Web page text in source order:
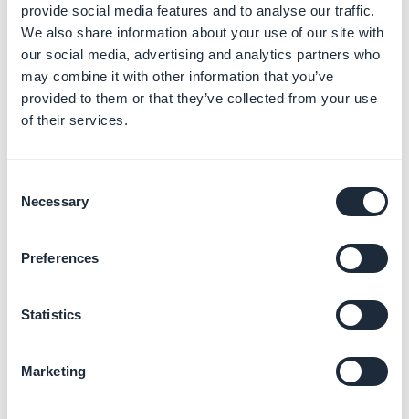
provide social media features and to analyse our traffic.
We also share information about your use of our site with
our social media, advertising and analytics partners who
may combine it with other information that you’ve
provided to them or that they’ve collected from your use
of their services.
Selection
Necessary
Preferences
Statistics
Marketing
4. Domaine & SSL
de Domaine
Paramètres > Domaine & SSL :: certificat
par défaut pour toutes vos
apps dans le menu Paramètres > Domaine & SSL ::
Exemple de structure : "com.mamarque.nomapp".